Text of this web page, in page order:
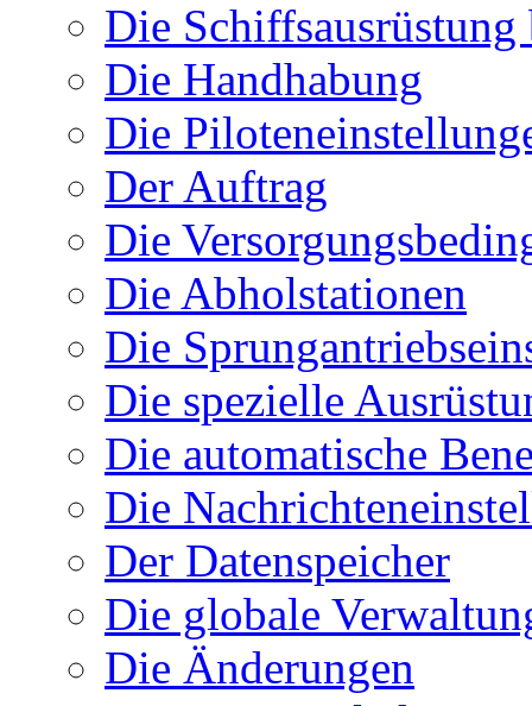
Die Schiffsausrüstung
Die Handhabung
Die
Der Auftrag
Die
Die Abholstationen
Die
Die spezielle
Die automatische
Die
Der Datenspeicher
Die globale
Die Änderungen